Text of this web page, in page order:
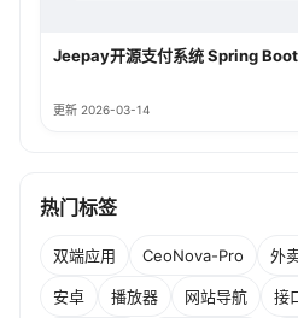
Jeepay开源支付系统 Spring
更新 2026-03-14
热门标签
双端应用 CeoNova-Pro 外
安卓 播放器 网站导航 接